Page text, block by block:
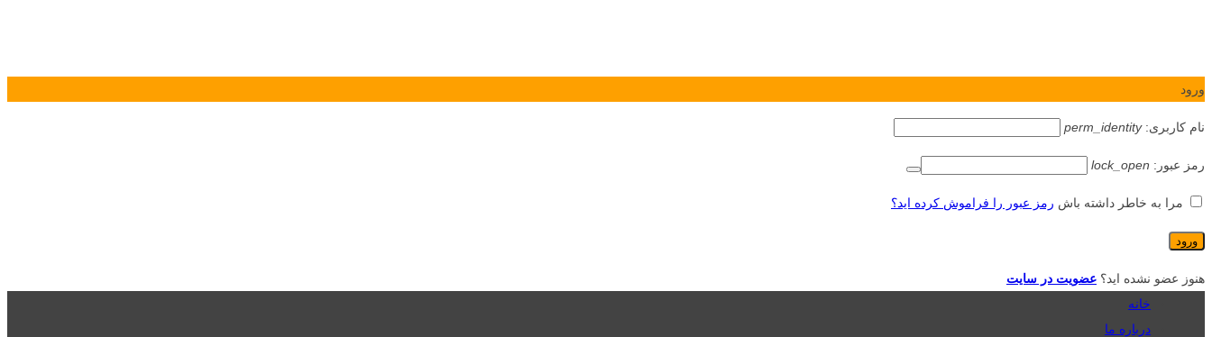
ورود
نام کاربری:perm_identity
رمز عبور: lock_open
مرا به خاطر داشته باش رمز عبور را فراموش کرده اید؟
هنوز عضو نشده اید؟ عضویت در سایت
خانه
درباره ما